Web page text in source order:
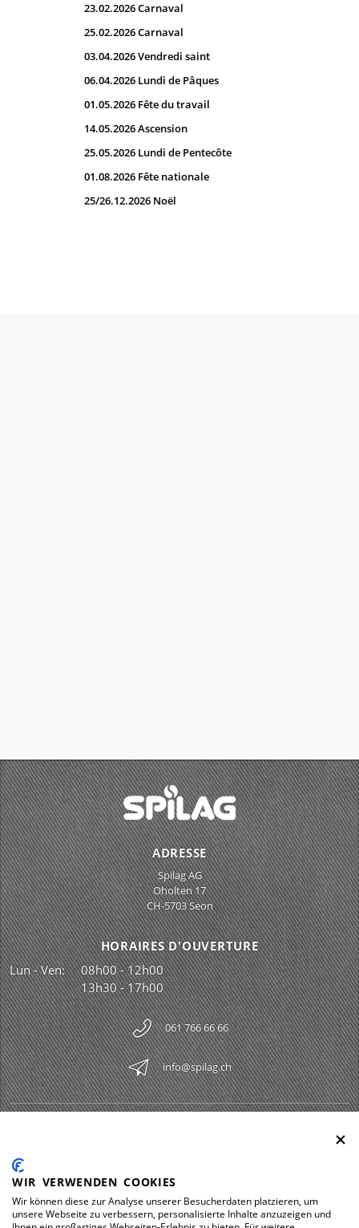
23.02.2026 Carnaval
25.02.2026 Carnaval
03.04.2026 Vendredi saint
06.04.2026 Lundi de Pâques
01.05.2026 Fête du travail
14.05.2026 Ascension
25.05.2026 Lundi de Pentecôte
01.08.2026 Fête nationale
25/26.12.2026 Noël
ADRESSE
Spilag AG
Oholten 17
CH-5703 Seon
HORAIRES D'OUVERTURE
Lun - Ven:
08h00 - 12h00
13h30 - 17h00
061 766 66 66
info@spilag.ch
LEGAL
DOWNLOADS
WIR VERWENDEN COOKIES
Wir können diese zur Analyse unserer Besucherdaten platzieren, um
unsere Webseite zu verbessern, personalisierte Inhalte anzuzeigen und